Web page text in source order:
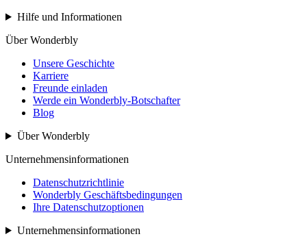
Hilfe und Informationen
Über Wonderbly
Unsere Geschichte
Karriere
Freunde einladen
Werde ein Wonderbly-Botschafter
Blog
Über Wonderbly
Unternehmensinformationen
Datenschutzrichtlinie
Wonderbly Geschäftsbedingungen
Ihre Datenschutzoptionen
Unternehmensinformationen